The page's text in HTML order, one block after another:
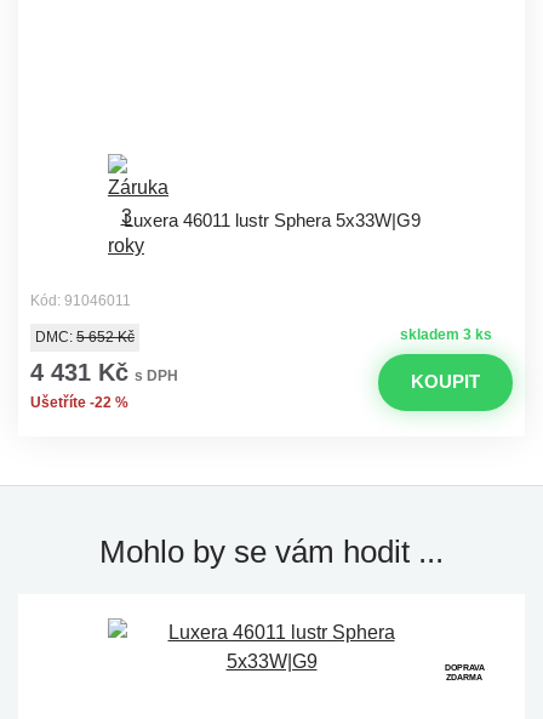
Luxera 46011 lustr Sphera 5x33W|G9
Kód: 91046011
skladem 3 ks
DMC: 5 652 Kč
4 431 Kč s DPH
Ušetříte -22 %
KOUPIT
Mohlo by se vám hodit ...
DOPRAVA
ZDARMA